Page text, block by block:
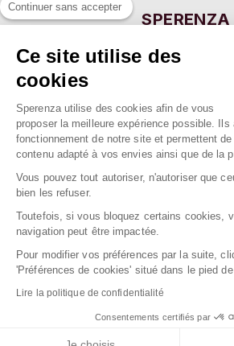
SPERENZA
55 Allée Eugène
26000 VALENCE -
NOTRE SOCIÉTÉ
NOS MARQUES
NOS RAYONS
2026 Sperenza
Conception & réalisation :
Continuer sans accepter
Ce site utilise des
cookies
Sperenza utilise des cookies afin de vous
proposer la meilleure expérience possible. Ils
fonctionnement de notre site et permettent
contenu adapté à vos envies ainsi que de la
Vous pouvez tout autoriser, n'autoriser que
bien les refuser.
Toutefois, si vous bloquez certains cookies,
navigation peut être impactée.
Pour modifier vos préférences par la suite,
'Préférences de cookies' situé dans le pied
Lire la politique de confidentialité
Consentements certifiés par